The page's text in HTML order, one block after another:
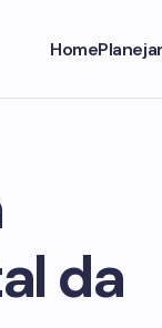
Home
da